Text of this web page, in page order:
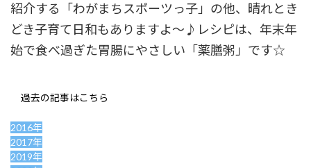
紹介する「わがまちスポーツっ子」の他、晴れとき
どき子育て日和もありますよ～♪レシピは、年末年
始で食べ過ぎた胃腸にやさしい「薬膳粥」です☆
過去の記事はこちら
2016年
2017年
2019年